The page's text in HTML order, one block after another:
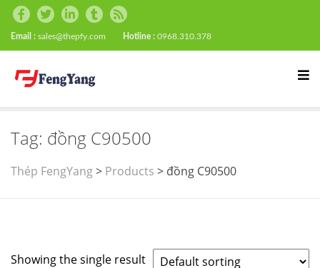
Email : sales@thepfy.com Hotline : 0968.310.378
Tag: đồng C90500
Thép FengYang> Products > đồng C90500
Showing the single result